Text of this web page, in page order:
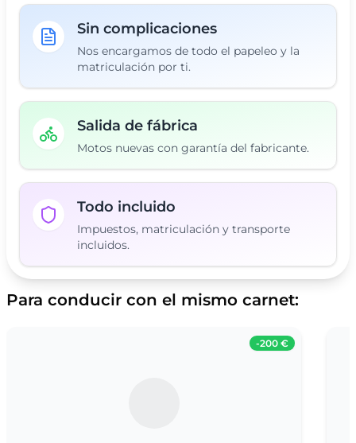
Sin complicaciones
Nos encargamos de todo el papeleo y la
matriculación por ti.
Salida de fábrica
Motos nuevas con garantía del fabricante.
Todo incluido
Impuestos, matriculación y transporte
incluidos.
Para conducir con el mismo carnet:
-200 €